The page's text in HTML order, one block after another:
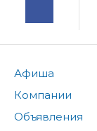
Афиша
Компании
Объявления